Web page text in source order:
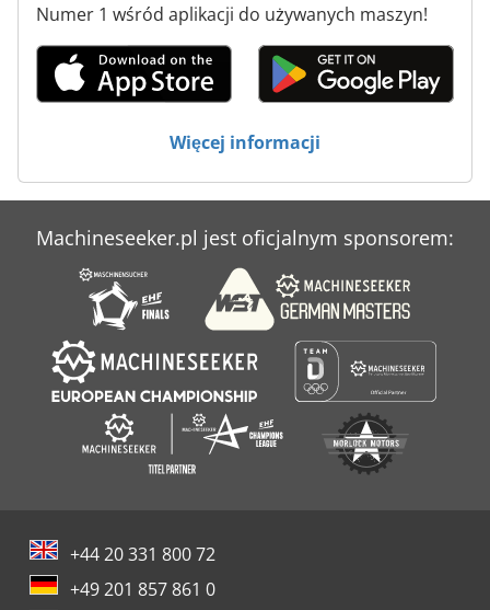
Maszyny Do Ukosowania
Maszyny Do Wycinania
Numer 1 wśród aplikacji do używanych maszyn!
Więcej informacji
Machineseeker.pl jest oficjalnym sponsorem:
+44 20 331 800 72
+49 201 857 861 0